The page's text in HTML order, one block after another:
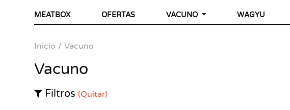
MEATBOX OFERTAS VACUNO WAGYU
Inicio Vacuno
Vacuno
Filtros (Quitar)